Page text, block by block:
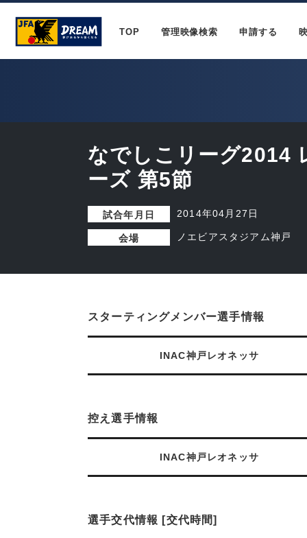
TOP 管理映像検索 申請する
なでしこリーグ2014
ーズ 第5節
試合年月日 2014年04月27日
会場 ノエビアスタジアム神戸
スターティングメンバー選手情報
INAC神戸レオネッサ
控え選手情報
INAC神戸レオネッサ
選手交代情報 [交代時間]